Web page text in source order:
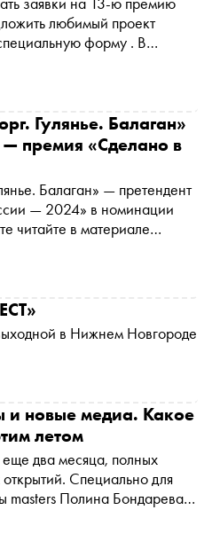
любимый проект
форму . В
«Солодовня»,
деревня»
Гулянье. Балаган»
премия «Сделано в
Балаган» — претендент
— 2024» в номинации
читайте в материале
в Нижнем Новгороде
и новые медиа. Какое
летом
два месяца, полных
Специально для
masters Полина Бондарева
и других городах